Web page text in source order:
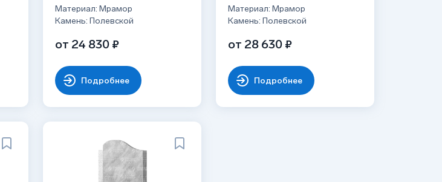
Материал: Мрамор
Камень: Полевской
от 24 830 ₽
Подробнее
Материал: Мрамор
Камень: Полевской
от 28 630 ₽
Подробнее